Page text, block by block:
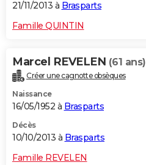
21/11/2013 à Brasparts
Famille QUINTIN
Marcel REVELEN (61 ans)
Créer une cagnotte obsèques
Naissance
16/05/1952 à Brasparts
Décès
10/10/2013 à Brasparts
Famille REVELEN